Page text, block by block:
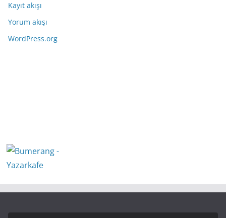
Kayıt akışı
Yorum akışı
WordPress.org